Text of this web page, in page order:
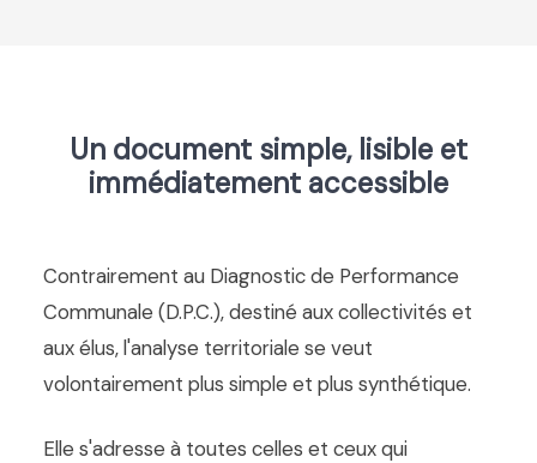
Un document simple, lisible et
immédiatement accessible
Contrairement au Diagnostic de Performance
Communale (D.P.C.), destiné aux collectivités et
aux élus, l'analyse territoriale se veut
volontairement plus simple et plus synthétique.
Elle s'adresse à toutes celles et ceux qui